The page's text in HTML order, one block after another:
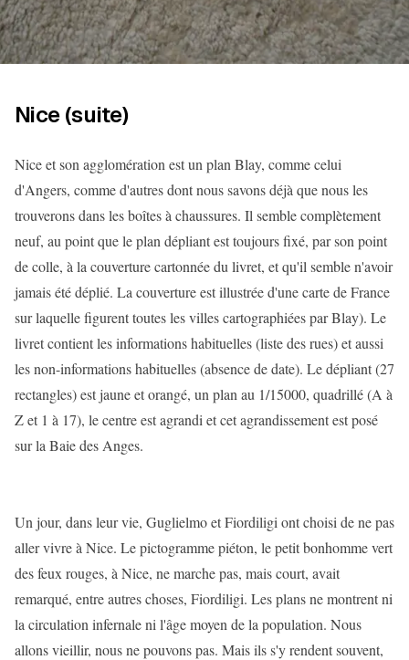
Nice (suite)
Nice et son agglomération est un plan Blay, comme celui
d'Angers, comme d'autres dont nous savons déjà que nous les
trouverons dans les boîtes à chaussures. Il semble complètement
neuf, au point que le plan dépliant est toujours fixé, par son point
de colle, à la couverture cartonnée du livret, et qu'il semble n'avoir
jamais été déplié. La couverture est illustrée d'une carte de France
sur laquelle figurent toutes les villes cartographiées par Blay). Le
livret contient les informations habituelles (liste des rues) et aussi
les non-informations habituelles (absence de date). Le dépliant (27
rectangles) est jaune et orangé, un plan au 1/15000, quadrillé (A à
Z et 1 à 17), le centre est agrandi et cet agrandissement est posé
sur la Baie des Anges.
Un jour, dans leur vie, Guglielmo et Fiordiligi ont choisi de ne pas
aller vivre à Nice. Le pictogramme piéton, le petit bonhomme vert
des feux rouges, à Nice, ne marche pas, mais court, avait
remarqué, entre autres choses, Fiordiligi. Les plans ne montrent ni
la circulation infernale ni l'âge moyen de la population. Nous
allons vieillir, nous ne pouvons pas. Mais ils s'y rendent souvent,